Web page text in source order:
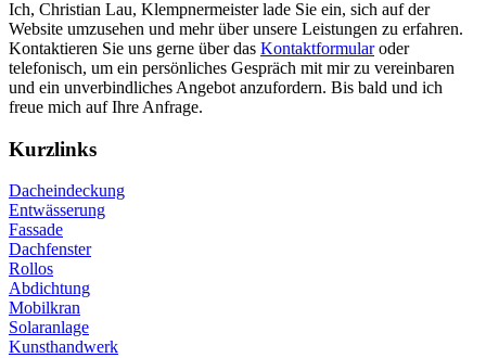
Ich, Christian Lau, Klempnermeister lade Sie ein, sich auf der
Website umzusehen und mehr über unsere Leistungen zu erfahren.
Kontaktieren Sie uns gerne über das Kontaktformularoder
telefonisch, um ein persönliches Gespräch mit mir zu vereinbaren
und ein unverbindliches Angebot anzufordern. Bis bald und ich
freue mich auf Ihre Anfrage.
Kurzlinks
Dacheindeckung
Entwässerung
Fassade
Dachfenster
Rollos
Abdichtung
Mobilkran
Solaranlage
Kunsthandwerk